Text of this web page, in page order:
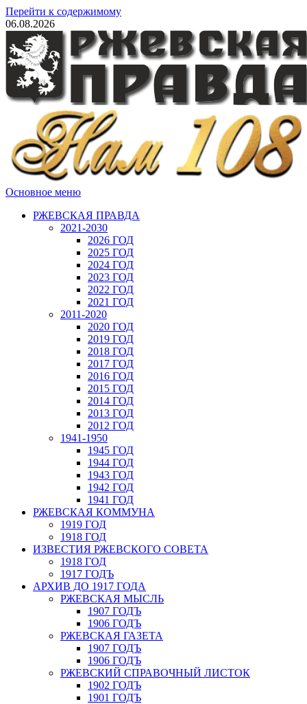
Перейти к содержимому
06.08.2026
Основное меню
РЖЕВСКАЯ ПРАВДА
2021-2030
2026 ГОД
2025 ГОД
2024 ГОД
2023 ГОД
2022 ГОД
2021 ГОД
2011-2020
2020 ГОД
2019 ГОД
2018 ГОД
2017 ГОД
2016 ГОД
2015 ГОД
2014 ГОД
2013 ГОД
2012 ГОД
1941-1950
1945 ГОД
1944 ГОД
1943 ГОД
1942 ГОД
1941 ГОД
РЖЕВСКАЯ КОММУНА
1919 ГОД
1918 ГОД
ИЗВЕСТИЯ РЖЕВСКОГО СОВЕТА
1918 ГОД
1917 ГОДЪ
АРХИВ ДО 1917 ГОДА
РЖЕВСКАЯ МЫСЛЬ
1907 ГОДЪ
1906 ГОДЪ
РЖЕВСКАЯ ГАЗЕТА
1907 ГОДЪ
1906 ГОДЪ
РЖЕВСКИЙ СПРАВОЧНЫЙ ЛИСТОК
1902 ГОДЪ
1901 ГОДЪ